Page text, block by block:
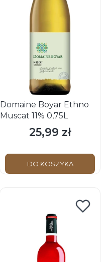
Domaine Boyar Ethno
Muscat 11% 0,75L
Cena
25,99 zł
DO KOSZYKA